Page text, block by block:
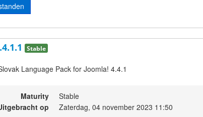
Stable
Language Pack for Joomla! 4.4.1
Maturity
Stable
op
Zaterdag, 04 november 2023 11:50